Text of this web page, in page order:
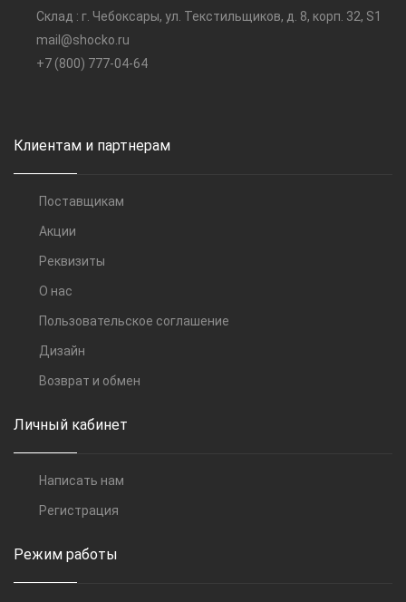
Склад : г. Чебоксары, ул. Текстильщиков, д. 8, корп. 32, S1
mail@shocko.ru
+7 (800) 777-04-64
Клиентам и партнерам
Поставщикам
Акции
Реквизиты
О нас
Пользовательское соглашение
Дизайн
Возврат и обмен
Личный кабинет
Написать нам
Регистрация
Режим работы